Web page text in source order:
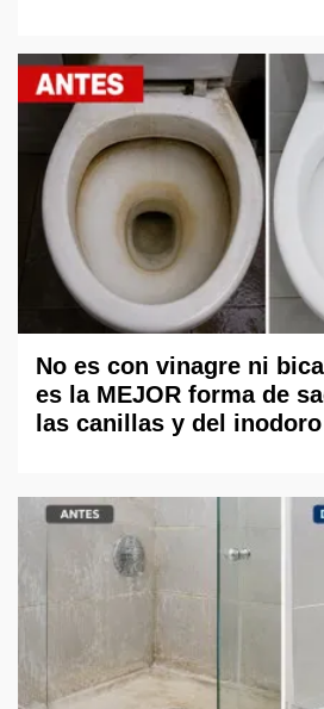
No es con vinagre ni
es la MEJOR forma de
las canillas y del inodoro